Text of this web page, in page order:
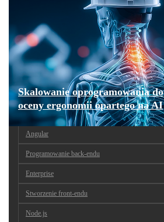
Skalowanie oprogramowania do
oceny ergonomii opartego na AI
Angular
Programowanie back-endu
Enterprise
Stworzenie front-endu
Node.js